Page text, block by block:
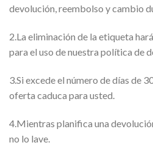
devolución, reembolso y cambio
2.La eliminación de la etiqueta
para el uso de nuestra política de
3.Si excede el número de días de
oferta caduca para usted.
4.Mientras planifica una
no lo lave.